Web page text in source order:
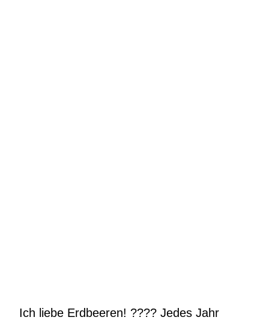
Ich liebe Erdbeeren! ????Jedes Jahr